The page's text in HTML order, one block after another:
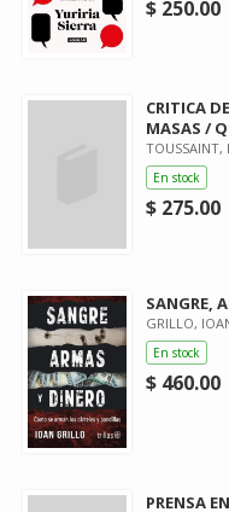
$ 250.00
CRITICA
MASAS /
TOUSSAINT,
En stock
$ 275.00
SANGRE,
GRILLO,
En stock
$ 460.00
PRENSA